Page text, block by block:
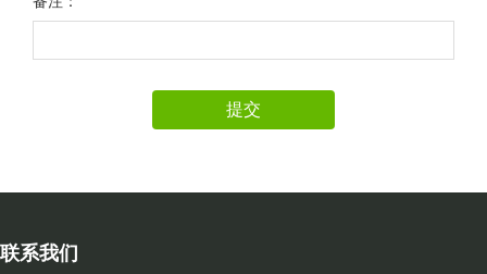
提交
联系我们